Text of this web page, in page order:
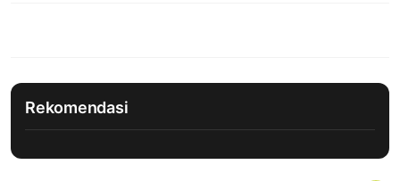
Rekomendasi